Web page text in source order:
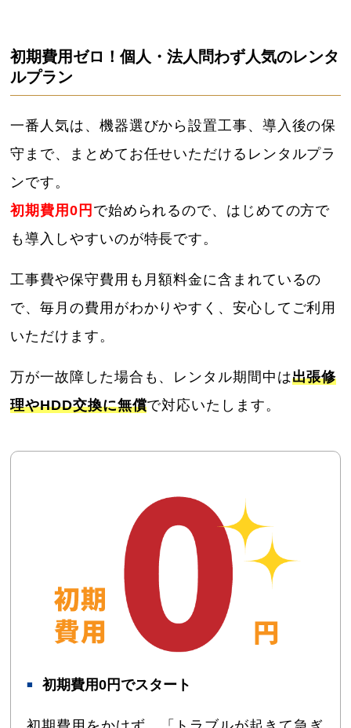
初期費用ゼロ！個人・法人問わず人気のレンタ
ルプラン
一番人気は、機器選びから設置工事、導入後の保
守まで、まとめてお任せいただけるレンタルプラ
ンです。
初期費用0円 で始められるので、はじめての方で
も導入しやすいのが特長です。
工事費や保守費用も月額料金に含まれているの
で、毎月の費用がわかりやすく、安心してご利用
いただけます。
万が一故障した場合も、レンタル期間中は出張修
理やHDD交換に無償で対応いたします。
初期費用0円でスタート